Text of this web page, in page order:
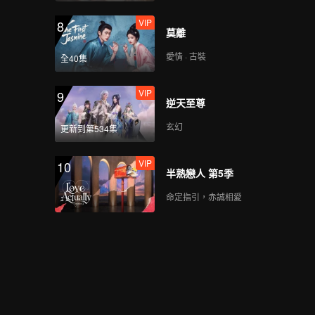
丹丹王傳君聯手
VIP
給武大靖找對象，誰的
DNA動了
VIP
鶴棣靈魂合唱《小幸
運》
8
全40集
VIP
莫離
愛情 · 古裝
9
更新到第534集
VIP
逆天至尊
玄幻
10 VIP
半熟戀人 第5季
命定指引，赤誠相愛